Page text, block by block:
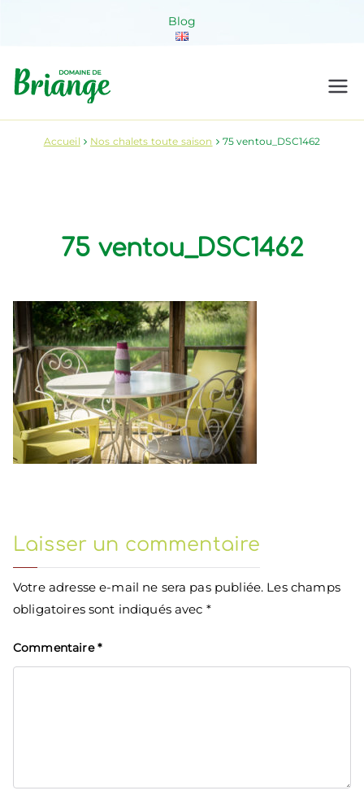
Blog
Briange
Accueil Nos chalets toute saison 75 ventou_DSC1462
75 ventou_DSC1462
Laisser un commentaire
Votre adresse e-mail ne sera pas publiée. Les champs
obligatoires sont indiqués avec *
Commentaire*